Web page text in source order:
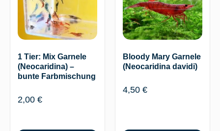
1 Tier: Mix Garnele
(Neocaridina) –
bunte Farbmischung
2,00 €
Bloody Mary Garnele
(Neocaridina davidi)
4,50 €